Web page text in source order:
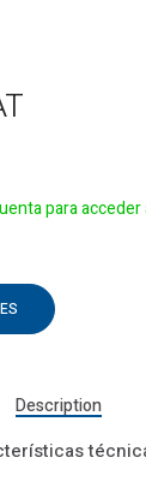
para acceder
Description